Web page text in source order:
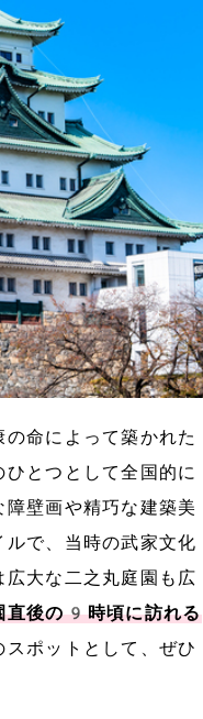
命によって築かれた
とつとして全国的に
壁画や精巧な建築美
で、当時の武家文化
大な二之丸庭園も広
直後の9時頃に訪れる
ポットとして、ぜひ